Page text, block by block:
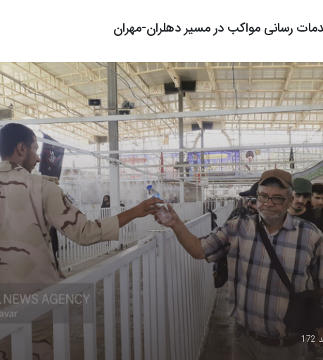
رسانی مواکب در مسیر دهلران-مهران